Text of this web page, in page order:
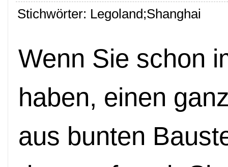
Stichwörter: Legoland;Shanghai
Wenn Sie schon
haben, einen
aus bunten